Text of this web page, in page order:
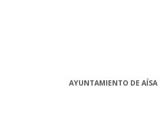
AYUNTAMIENTO DE AÍSA